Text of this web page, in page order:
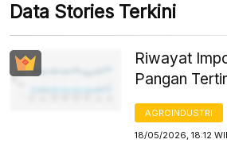
Data Stories Terkini
Riwayat
Pangan
AGROINDUSTRI
18/05/2026, 18:12